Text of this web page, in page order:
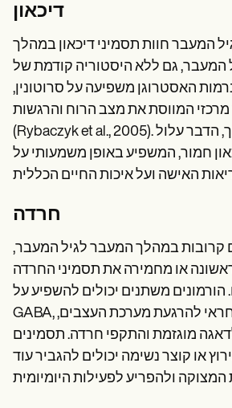
דיכאון
המעבר חוות תסמיני דיכאון במהלך
המעבר, גם ללא היסטוריה קודמת של
האסטרוגן משפיעה על סרוטונין,
מרכזי המווסת את מצב הרוח והרגשות
(Rybaczyk et al., 2005). אם לא מטפלים בכך, הדבר עלול
חמור, המשפיע באופן משמעותי על
חרדה
קרובות במהלך המעבר לגיל המעבר,
או מחמירה את תסמיני החרדה
הורמונים משתנים יכולים להשפיע על
GABA, נוירוטרנסמיטר האחראי להרגעת מערכת העצבים,
מוגזמת והתקפי חרדה. תסמינים
או קוצר נשימה יכולים להגביר עוד